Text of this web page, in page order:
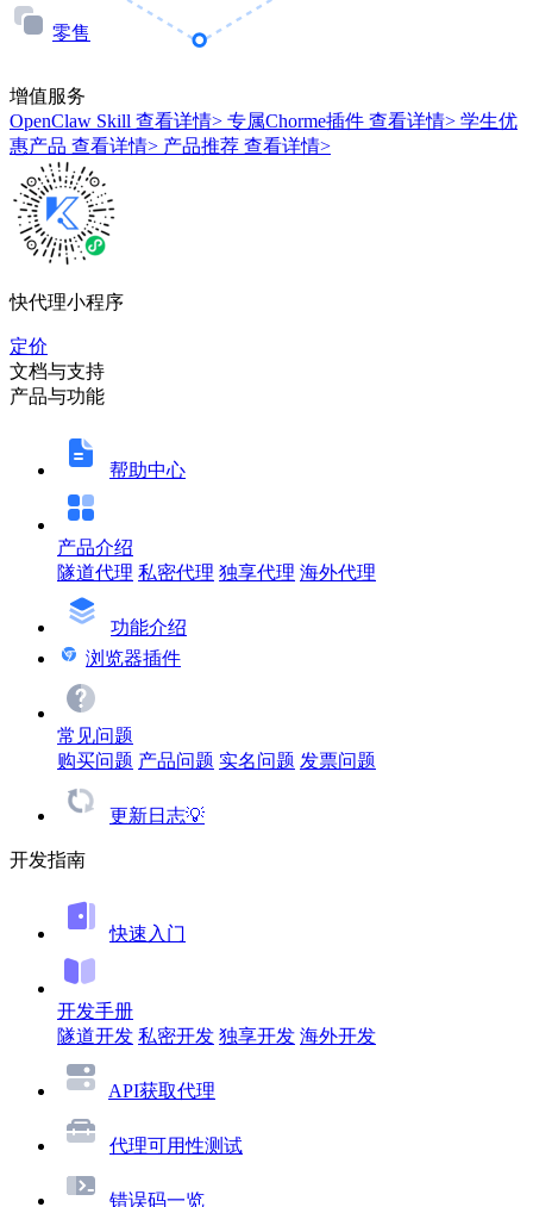
零售
增值服务
OpenClaw Skill 查看详情> 专属Chorme插件 查看详情> 学生优
惠产品 查看详情> 产品推荐 查看详情>
快代理小程序
定价
文档与支持
产品与功能
帮助中心
产品介绍
隧道代理 私密代理 独享代理 海外代理
功能介绍
浏览器插件
常见问题
购买问题 产品问题 实名问题 发票问题
更新日志💡
开发指南
快速入门
开发手册
隧道开发 私密开发 独享开发 海外开发
API获取代理
代理可用性测试
错误码一览